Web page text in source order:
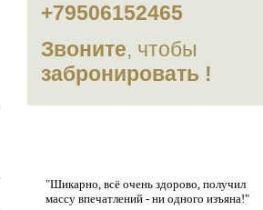
+79506152465
Звоните, чтобы
забронировать !
"Шикарно, всё очень здорово, получил
массу впечатлений - ни одного изъяна!"